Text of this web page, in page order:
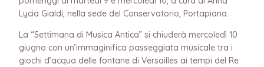
Lycia Gialdi, nella sede del Conservatorio, Portapiana.
La “Settimana di Musica Antica” si chiuderà mercoledì 10
giugno con un’immaginifica passeggiata musicale tra i
giochi d’acqua delle fontane di Versailles ai tempi del Re